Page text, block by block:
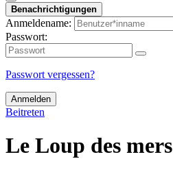
Benachrichtigungen
Anmeldename:
Passwort:
Passwort vergessen?
Anmelden
Beitreten
Le Loup des mers